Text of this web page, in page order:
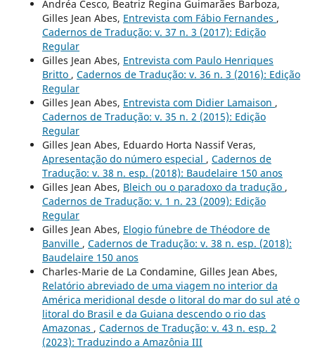
Andréa Cesco, Beatriz Regina Guimarães Barboza,
Gilles Jean Abes, Entrevista com Fábio Fernandes ,
Cadernos de Tradução: v. 37 n. 3 (2017): Edição
Regular
Gilles Jean Abes, Entrevista com Paulo Henriques
Britto , Cadernos de Tradução: v. 36 n. 3 (2016): Edição
Regular
Gilles Jean Abes, Entrevista com Didier Lamaison ,
Cadernos de Tradução: v. 35 n. 2 (2015): Edição
Regular
Gilles Jean Abes, Eduardo Horta Nassif Veras,
Apresentação do número especial , Cadernos de
Tradução: v. 38 n. esp. (2018): Baudelaire 150 anos
Gilles Jean Abes, Bleich ou o paradoxo da tradução ,
Cadernos de Tradução: v. 1 n. 23 (2009): Edição
Regular
Gilles Jean Abes, Elogio fúnebre de Théodore de
Banville , Cadernos de Tradução: v. 38 n. esp. (2018):
Baudelaire 150 anos
Charles-Marie de La Condamine, Gilles Jean Abes,
Relatório abreviado de uma viagem no interior da
América meridional desde o litoral do mar do sul até o
litoral do Brasil e da Guiana descendo o rio das
Amazonas , Cadernos de Tradução: v. 43 n. esp. 2
(2023): Traduzindo a Amazônia III